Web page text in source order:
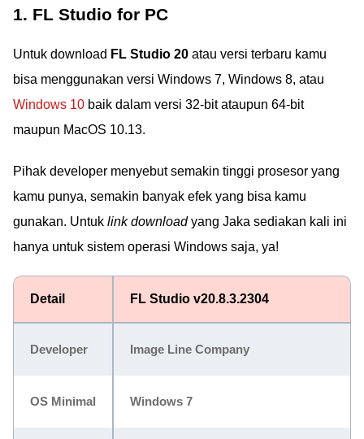
1. FL Studio for PC
Untuk download FL Studio 20 atau versi terbaru kamu
bisa menggunakan versi Windows 7, Windows 8, atau
Windows 10 baik dalam versi 32-bit ataupun 64-bit
maupun MacOS 10.13.
Pihak developer menyebut semakin tinggi prosesor yang
kamu punya, semakin banyak efek yang bisa kamu
gunakan. Untuk link downloadyang Jaka sediakan kali ini
hanya untuk sistem operasi Windows saja, ya!
Detail FL Studio v20.8.3.2304
Developer Image Line Company
OS Minimal Windows 7